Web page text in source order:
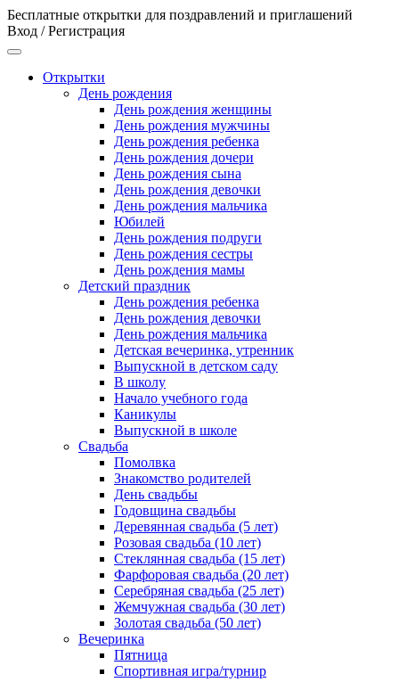
Бесплатные открытки для поздравлений и приглашений
Вход / Регистрация
Открытки
День рождения
День рождения женщины
День рождения мужчины
День рождения ребенка
День рождения дочери
День рождения сына
День рождения девочки
День рождения мальчика
Юбилей
День рождения подруги
День рождения сестры
День рождения мамы
Детский праздник
День рождения ребенка
День рождения девочки
День рождения мальчика
Детская вечеринка, утренник
Выпускной в детском саду
В школу
Начало учебного года
Каникулы
Выпускной в школе
Свадьба
Помолвка
Знакомство родителей
День свадьбы
Годовщина свадьбы
Деревянная свадьба (5 лет)
Розовая свадьба (10 лет)
Стеклянная свадьба (15 лет)
Фарфоровая свадьба (20 лет)
Серебряная свадьба (25 лет)
Жемчужная свадьба (30 лет)
Золотая свадьба (50 лет)
Вечеринка
Пятница
Спортивная игра/турнир